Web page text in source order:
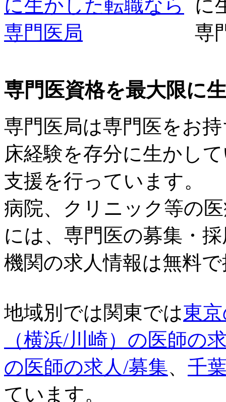
専門医資格を最大限に
専門医局は専門医をお
床経験を存分に生かし
支援を行っています。
病院、クリニック等の
には、専門医の募集・
機関の求人情報は無料
地域別では関東では東
（横浜/川崎）の医師の
の医師の求人/募集、 千
ています。